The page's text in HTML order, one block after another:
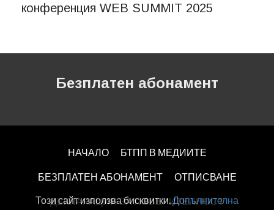
конференция WEB SUMMIT 2025
Безплатен абонамент
НАЧАЛО БТПП В МЕДИИТЕ
БЕЗПЛАТЕН AБОНАМЕНТ ОТПИСВАНЕ
ДЕКЛАРАЦИЯ ЗА ПОВЕРИТЕЛНОСT
Този сайт използва бисквитки.Допълнителна